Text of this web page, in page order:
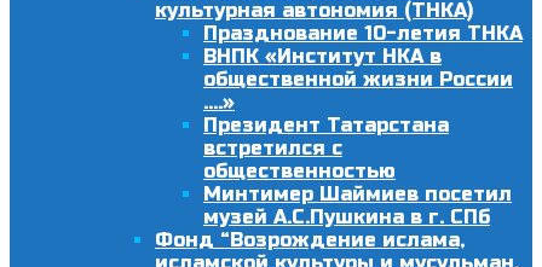
культурная автономия (ТНКА)
Празднование 10-летия ТНКА
ВНПК «Институт НКА в
общественной жизни России
….»
Президент Татарстана
встретился с
общественностью
Минтимер Шаймиев посетил
музей А.С.Пушкина в г. СПб
Фонд “Возрождение ислама,